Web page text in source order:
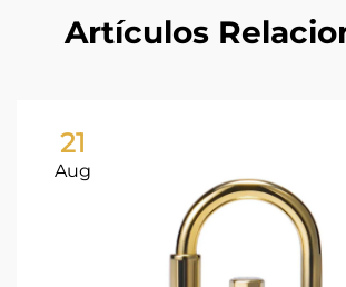
Artículos
21
Aug